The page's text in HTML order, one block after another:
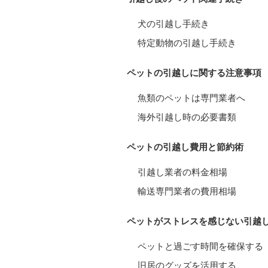
犬の引越し手続き
特定動物の引越し手続き
ペットの引越しに関する注意事項
魚類のペットは専門業者へ
海外引越し時の必要書類
ペットの引越し費用と節約術
引越し業者の料金相場
輸送専門業者の費用相場
ペットがストレスを感じない引越
ペットと過ごす時間を確保する
旧居のグッズを活用する